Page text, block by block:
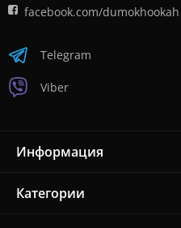
facebook.com/dumokhookah
Telegram
Viber
Информация
Категории